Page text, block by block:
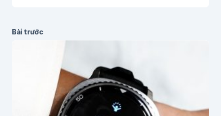
Bài trước